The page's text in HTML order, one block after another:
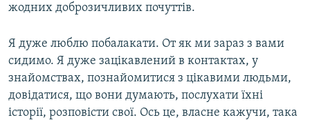
жодних доброзичливих почуттів.
Я дуже люблю побалакати. От як ми зараз з вами
сидимо. Я дуже зацікавлений в контактах, у
знайомствах, познайомитися з цікавими людьми,
довідатися, що вони думають, послухати їхні
історії, розповісти свої. Ось це, власне кажучи, така